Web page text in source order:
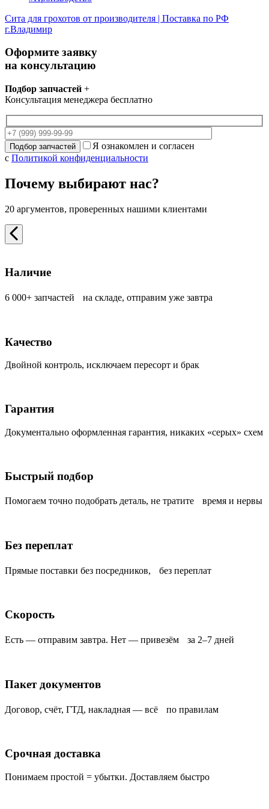
Сита для грохотов от производителя | Поставка по РФ
г.Владимир
Оформите заявку
на консультацию
Подбор запчастей +
Консультация менеджера бесплатно
Я ознакомлен и согласен
с Политикой конфиденциальности
Почему выбирают нас?
20 аргументов, проверенных нашими клиентами
Наличие
6 000+ запчастей на складе, отправим уже завтра
Качество
Двойной контроль, исключаем пересорт и брак
Гарантия
Документально оформленная гарантия, никаких «серых» схем
Быстрый подбор
Помогаем точно подобрать деталь, не тратите время и нервы
Без переплат
Прямые поставки без посредников, без переплат
Скорость
Есть — отправим завтра. Нет — привезём за 2–7 дней
Пакет документов
Договор, счёт, ГТД, накладная — всё по правилам
Срочная доставка
Понимаем простой = убытки. Доставляем быстро